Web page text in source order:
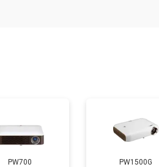
от 70 мин
PW700 PW1500G